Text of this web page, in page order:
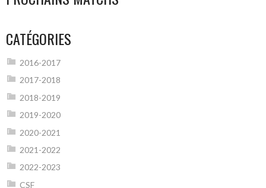
CATÉGORIES
2016-2017
2017-2018
2018-2019
2019-2020
2020-2021
2021-2022
2022-2023
CSF